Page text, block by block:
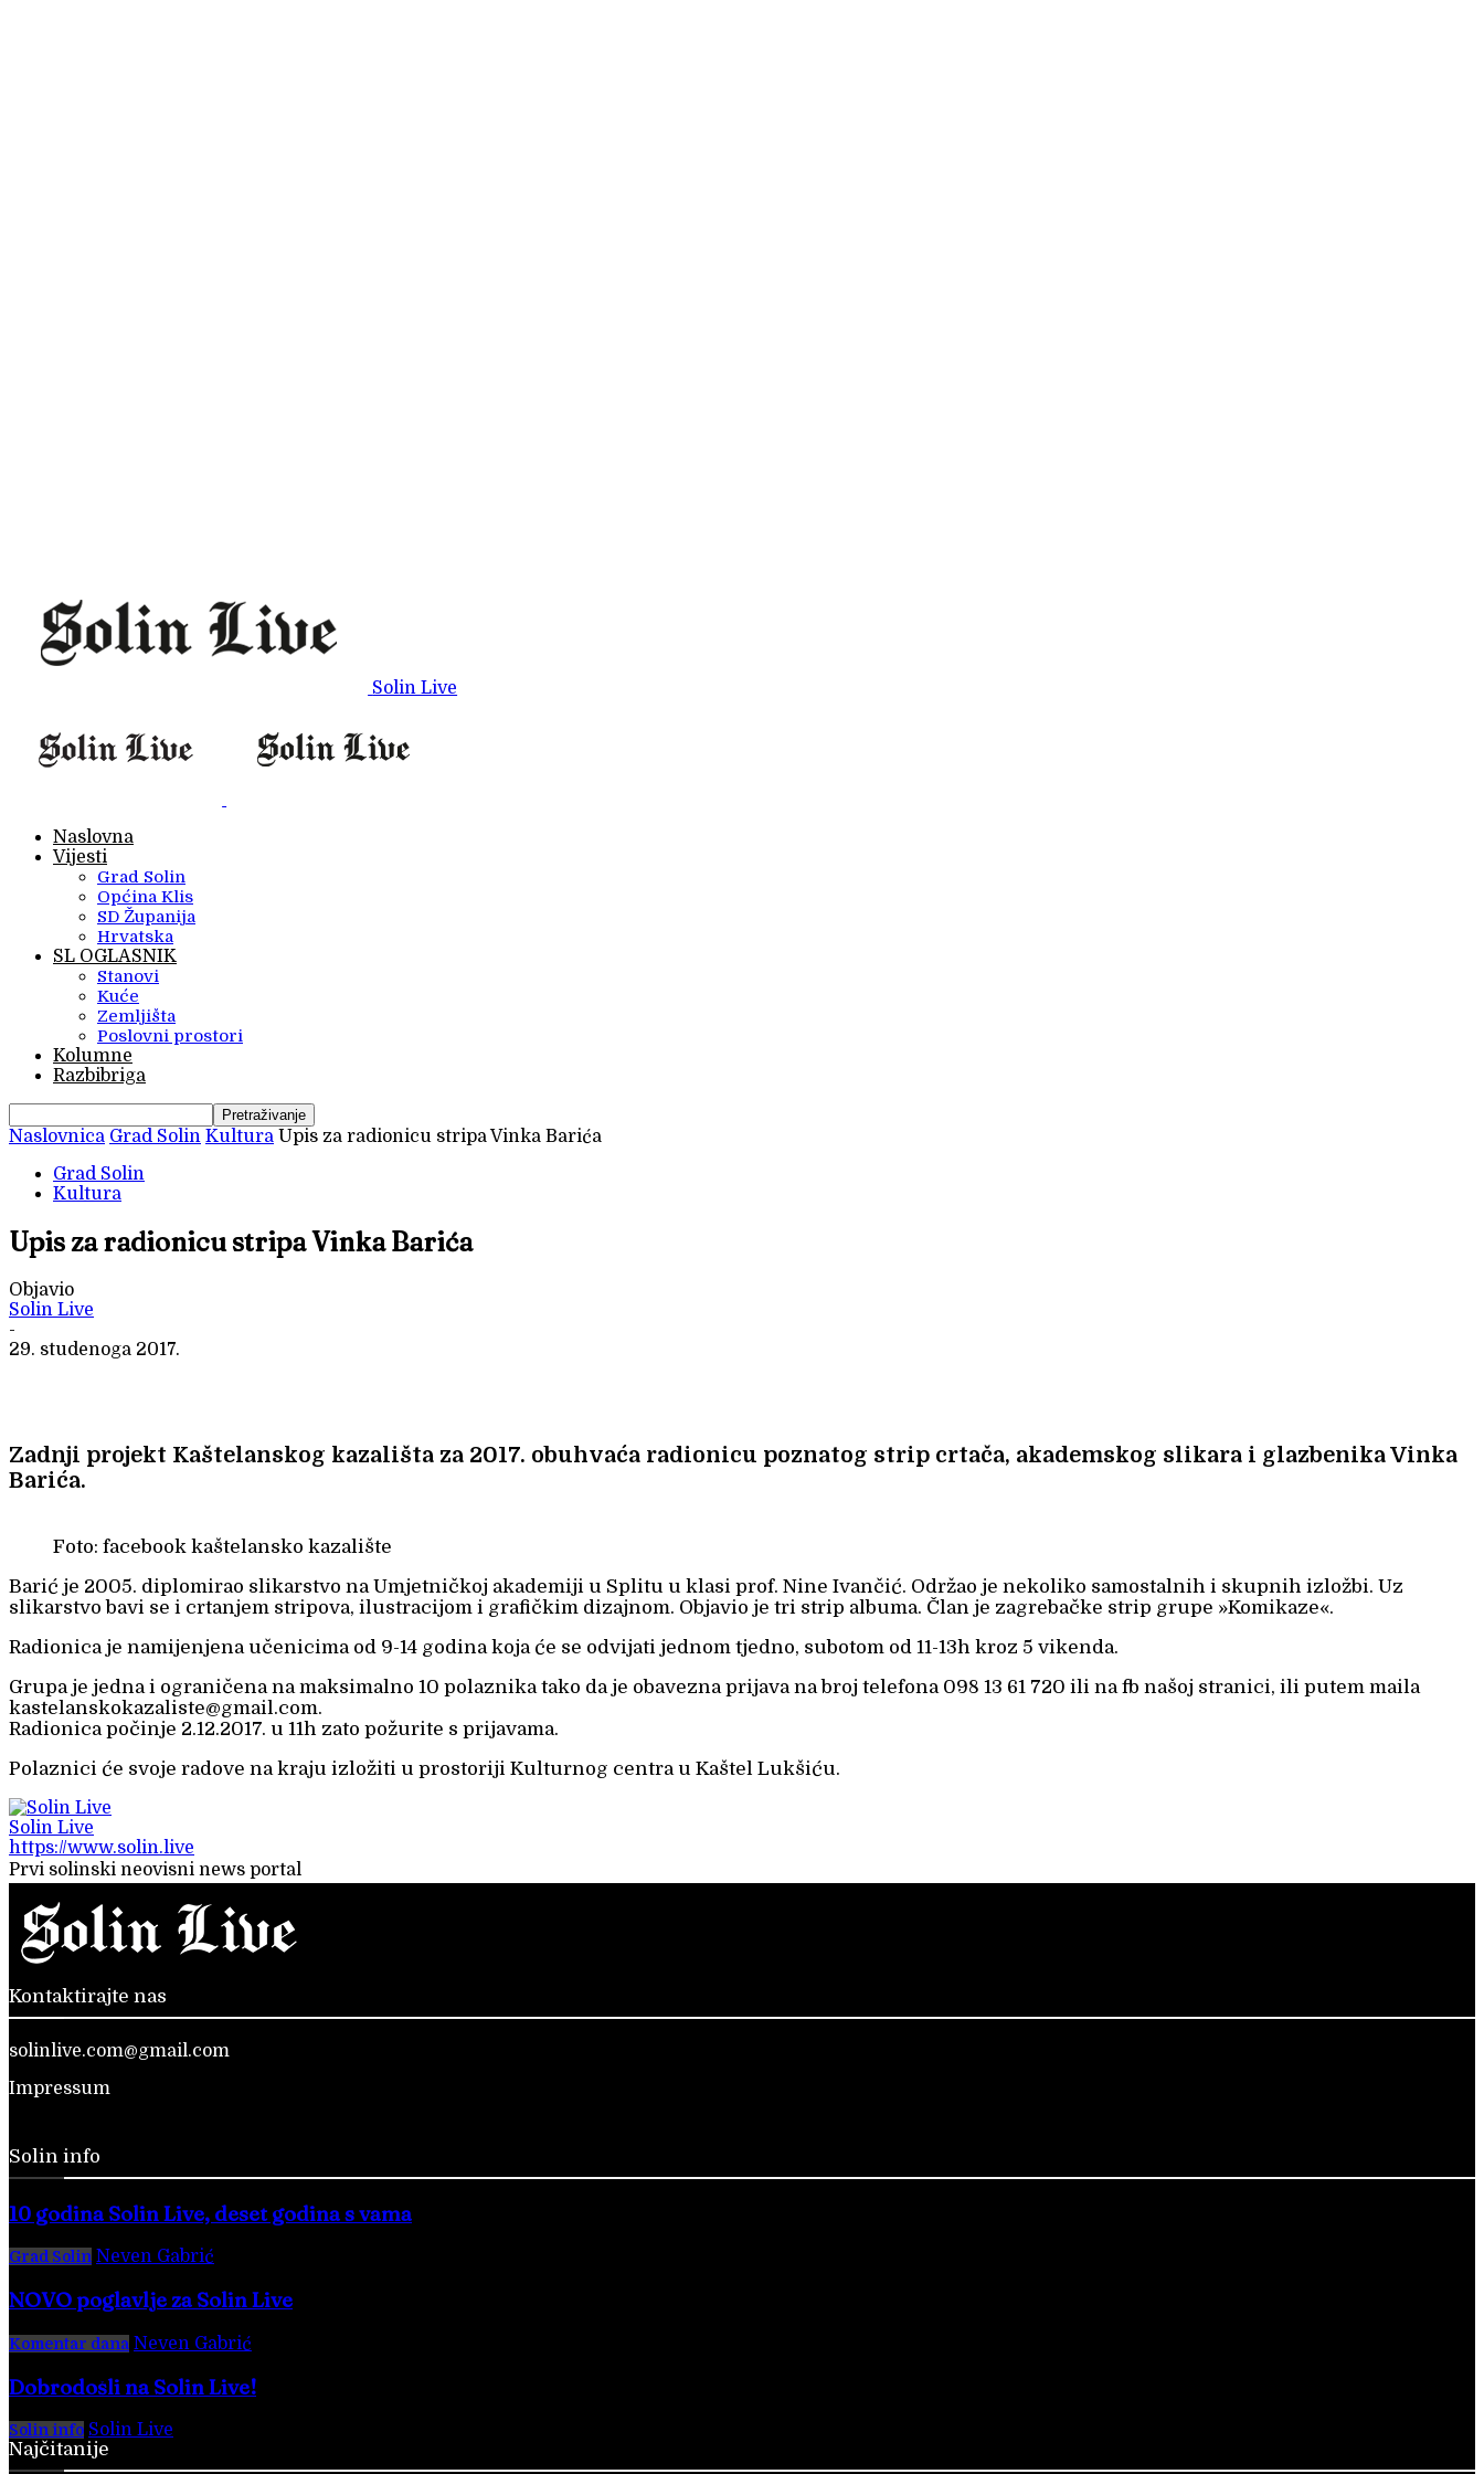
Solin Live
Naslovna
Vijesti
Grad Solin
Općina Klis
SD Županija
Hrvatska
SL OGLASNIK
Stanovi
Kuće
Zemljišta
Poslovni prostori
Kolumne
Razbibriga
Naslovnica Grad Solin Kultura Upis za radionicu stripa Vinka Barića
Grad Solin
Kultura
Upis za radionicu stripa Vinka Barića
Objavio
Solin Live
-
29. studenoga 2017.
Zadnji projekt Kaštelanskog kazališta za 2017. obuhvaća radionicu poznatog strip crtača, akademskog slikara i glazbenika Vinka
Barića.
Foto: facebook kaštelansko kazalište
Barić je 2005. diplomirao slikarstvo na Umjetničkoj akademiji u Splitu u klasi prof. Nine Ivančić. Održao je nekoliko samostalnih i skupnih izložbi. Uz
slikarstvo bavi se i crtanjem stripova, ilustracijom i grafičkim dizajnom. Objavio je tri strip albuma. Član je zagrebačke strip grupe »Komikaze«.
Radionica je namijenjena učenicima od 9-14 godina koja će se odvijati jednom tjedno, subotom od 11-13h kroz 5 vikenda.
Grupa je jedna i ograničena na maksimalno 10 polaznika tako da je obavezna prijava na broj telefona 098 13 61 720 ili na fb našoj stranici, ili putem maila
kastelanskokazaliste@gmail.com.
Radionica počinje 2.12.2017. u 11h zato požurite s prijavama.
Polaznici će svoje radove na kraju izložiti u prostoriji Kulturnog centra u Kaštel Lukšiću.
Solin Live
https://www.solin.live
Prvi solinski neovisni news portal
Kontaktirajte nas
solinlive.com@gmail.com
Impressum
Solin info
10 godina Solin Live, deset godina s vama
Grad Solin Neven Gabrić
NOVO poglavlje za Solin Live
Komentar dana Neven Gabrić
Dobrodošli na Solin Live!
Solin info Solin Live
Najčitanije